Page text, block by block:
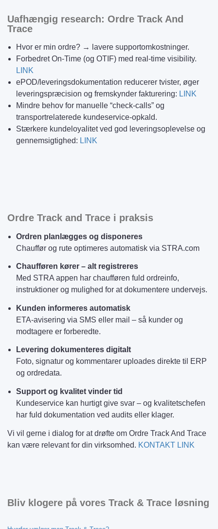
Uafhængig research: Ordre Track And
Trace
Hvor er min ordre? → lavere supportomkostninger.
Forbedret On-Time (og OTIF) med real-time visibility.
LINK
ePOD/leveringsdokumentation reducerer tvister, øger
leveringspræcision og fremskynder fakturering: LINK
Mindre behov for manuelle “check-calls” og
transportrelaterede kundeservice-opkald.
Stærkere kundeloyalitet ved god leveringsoplevelse og
gennemsigtighed: LINK
Ordre Track and Trace i praksis
Ordren planlægges og disponeres
Chauffør og rute optimeres automatisk via STRA.com
Chaufføren kører – alt registreres
Med STRA appen har chaufføren fuld ordreinfo,
instruktioner og mulighed for at dokumentere undervejs.
Kunden informeres automatisk
ETA-avisering via SMS eller mail – så kunder og
modtagere er forberedte.
Levering dokumenteres digitalt
Foto, signatur og kommentarer uploades direkte til ERP
og ordredata.
Support og kvalitet vinder tid
Kundeservice kan hurtigt give svar – og kvalitetschefen
har fuld dokumentation ved audits eller klager.
Vi vil gerne i dialog for at drøfte om Ordre Track And Trace
kan være relevant for din virksomhed. KONTAKT LINK
Bliv klogere på vores Track & Trace løsning